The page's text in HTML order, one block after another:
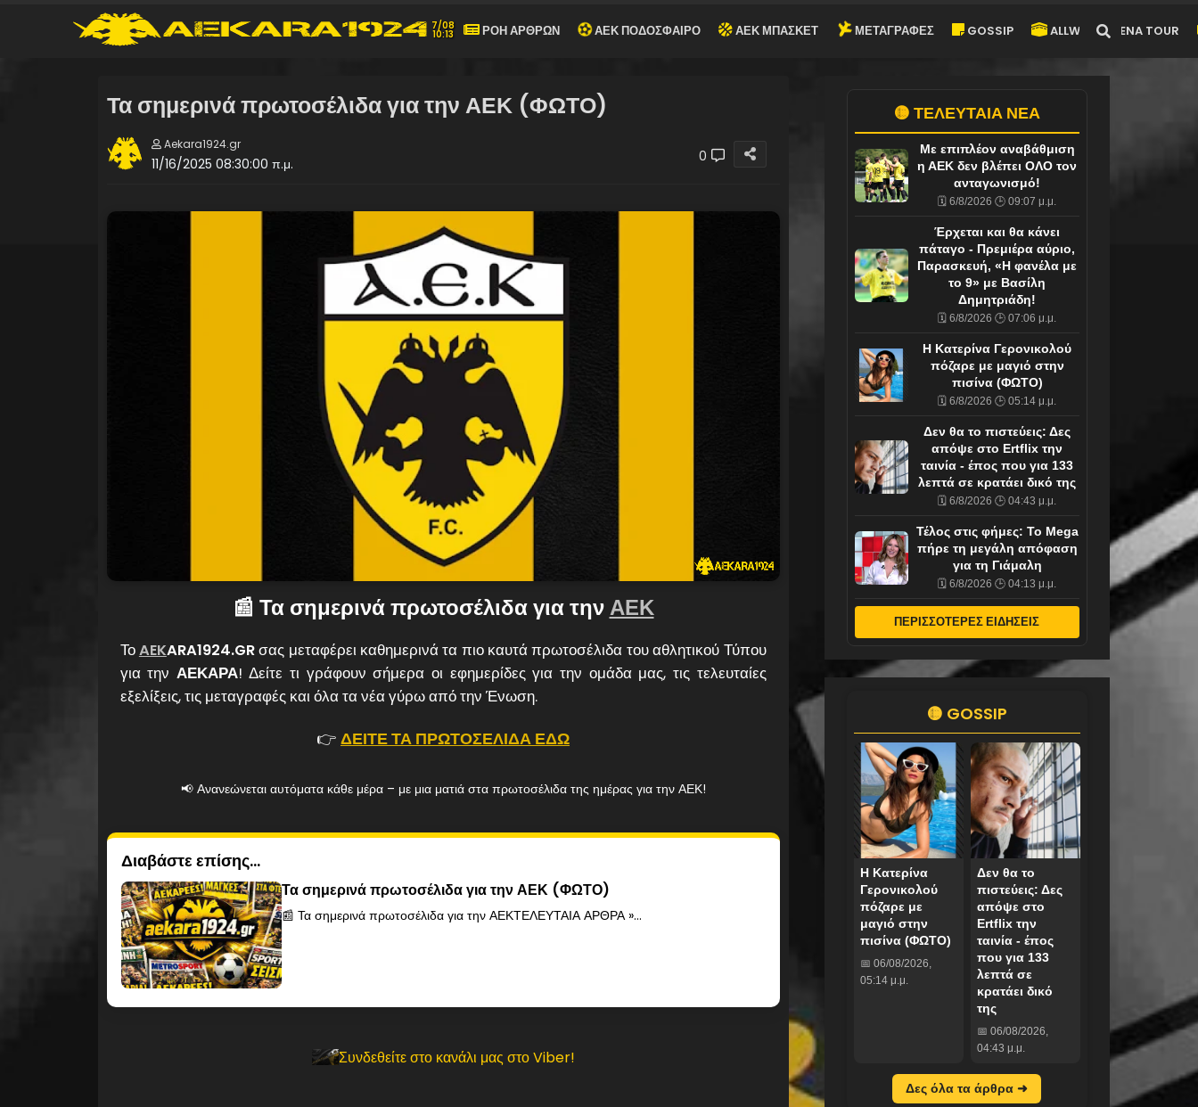
7/08
10:13 ΡΟΗ ΑΡΘΡΩΝ ΑΕΚ ΠΟΔΟΣΦΑΙΡΟ ΑΕΚ ΜΠΑΣΚΕΤ ΜΕΤΑΓΡΑΦΕΣ GOSSIP ALLWYN-ARENA TOUR
Τα σημερινά πρωτοσέλιδα για την ΑΕΚ (ΦΩΤΟ)
Aekara1924.gr
11/16/2025 08:30:00 π.μ. 0
📰 Τα σημερινά πρωτοσέλιδα για τηνΑΕΚ
ΤοAEKARA1924.GRσας μεταφέρει καθημερινά τα πιο καυτά πρωτοσέλιδα του αθλητικού Τύπου
για την ΑΕΚΑΡΑ! Δείτε τι γράφουν σήμερα οι εφημερίδες για την ομάδα μας, τις τελευταίες
εξελίξεις, τις μεταγραφές και όλα τα νέα γύρω από την Ένωση.
👉 ΔΕΙΤΕ ΤΑ ΠΡΩΤΟΣΕΛΙΔΑ ΕΔΩ
📢 Ανανεώνεται αυτόματα κάθε μέρα – με μια ματιά στα πρωτοσέλιδα της ημέρας για την ΑΕΚ!
Διαβάστε επίσης...
Τα σημερινά πρωτοσέλιδα για την ΑΕΚ (ΦΩΤΟ)
📰 Τα σημερινά πρωτοσέλιδα για την ΑΕΚΤΕΛΕΥΤΑΙΑ ΑΡΘΡΑ »...
Συνδεθείτε στο κανάλι μας στο Viber!
🟡 ΤΕΛΕΥΤΑΙΑ ΝΕΑ
Με επιπλέον αναβάθμιση
η ΑΕΚ δεν βλέπει ΟΛΟ τον
ανταγωνισμό!
🗓️ 6/8/2026 🕒 09:07 μ.μ.
Έρχεται και θα κάνει
πάταγο - Πρεμιέρα αύριο,
Παρασκευή, «Η φανέλα με
το 9» με Βασίλη
Δημητριάδη!
🗓️ 6/8/2026 🕒 07:06 μ.μ.
Η Κατερίνα Γερονικολού
πόζαρε με μαγιό στην
πισίνα (ΦΩΤΟ)
🗓️ 6/8/2026 🕒 05:14 μ.μ.
Δεν θα το πιστεύεις: Δες
απόψε στο Ertflix την
ταινία - έπος που για 133
λεπτά σε κρατάει δικό της
🗓️ 6/8/2026 🕒 04:43 μ.μ.
Τέλος στις φήμες: Το Mega
πήρε τη μεγάλη απόφαση
για τη Γιάμαλη
🗓️ 6/8/2026 🕒 04:13 μ.μ.
ΠΕΡΙΣΣΟΤΕΡΕΣ ΕΙΔΗΣΕΙΣ
🟡 GOSSIP
Η Κατερίνα
Γερονικολού
πόζαρε με
μαγιό στην
πισίνα (ΦΩΤΟ)
📅 06/08/2026,
05:14 μ.μ.
Δεν θα το
πιστεύεις: Δες
απόψε στο
Ertflix την
ταινία - έπος
που για 133
λεπτά σε
κρατάει δικό
της
📅 06/08/2026,
04:43 μ.μ.
Δες όλα τα άρθρα ➜